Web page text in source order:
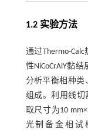
1.2 实验方法
通过Thermo-
性NiCoCrAlY黏
分析平衡相种类
组成。利用线切
取尺寸为10
光制备金相试